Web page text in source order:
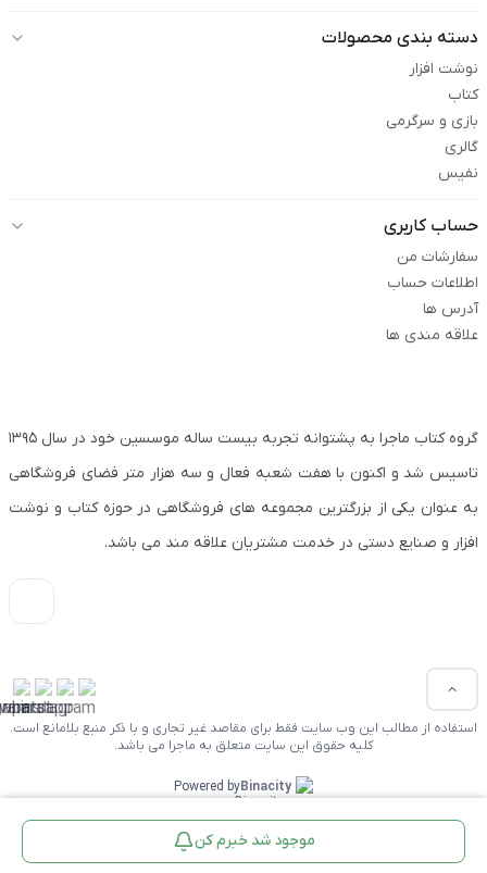
موجود شد خبرم کن
دسته بندی محصولات
نوشت افزار
کتاب
بازی و سرگرمی
گالری
نفیس
حساب کاربری
سفارشات من
اطلاعات حساب
آدرس ها
علاقه مندی ها
گروه کتاب ماجرا به پشتوانه تجربه بیست ساله موسسین خود در سال ۱۳۹۵
تاسیس شد و اکنون با هفت شعبه فعال و سه هزار متر فضای فروشگاهی
به عنوان یکی از بزرگترین مجموعه های فروشگاهی در حوزه کتاب و نوشت
افزار و صنایع دستی در خدمت مشتریان علاقه مند می باشد.
استفاده از مطالب این وب سایت فقط برای مقاصد غیر تجاری و با ذکر منبع بلامانع است.
کلیه حقوق این سایت متعلق به ماجرا می باشد.
Powered byBinacity